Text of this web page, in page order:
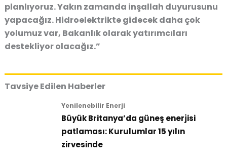
planlıyoruz. Yakın zamanda inşallah duyurusunu
yapacağız. Hidroelektrikte gidecek daha çok
yolumuz var, Bakanlık olarak yatırımcıları
destekliyor olacağız.”
Tavsiye Edilen Haberler
Yenilenebilir Enerji
Büyük Britanya’da güneş enerjisi
patlaması: Kurulumlar 15 yılın
zirvesinde